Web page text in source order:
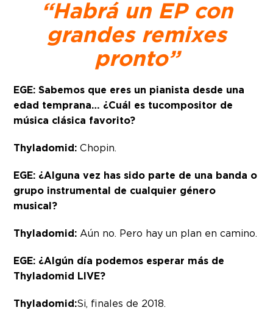
“Habrá un EP con
grandes remixes
pronto”
EGE: Sabemos que eres un pianista desde una
edad temprana… ¿Cuál es tucompositor de
música clásica favorito?
Thyladomid: Chopin.
EGE: ¿Alguna vez has sido parte de una banda o
grupo instrumental de cualquier género
musical?
Thyladomid: Aún no. Pero hay un plan en camino.
EGE: ¿Algún día podemos esperar más de
Thyladomid LIVE?
Thyladomid:Si, finales de 2018.